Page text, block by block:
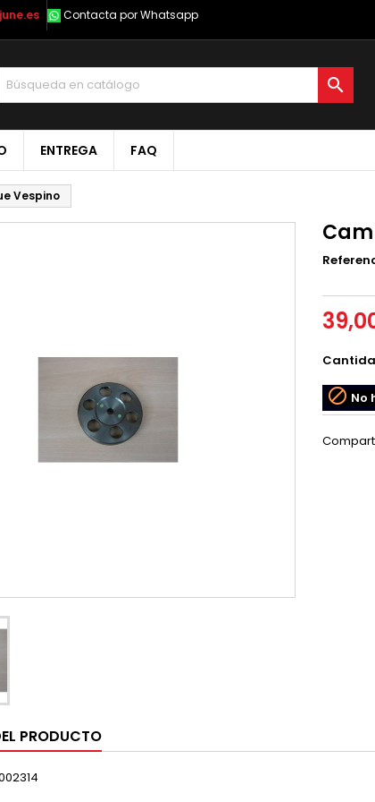
Contacta por Whatsapp

ENTREGA FAQ
Vespino
 No
PRODUCTO